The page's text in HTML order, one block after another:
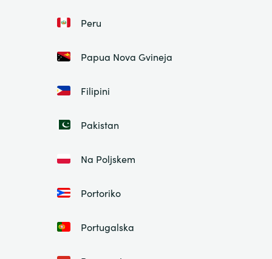
Peru
Papua Nova Gvineja
Filipini
Pakistan
Na Poljskem
Portoriko
Portugalska